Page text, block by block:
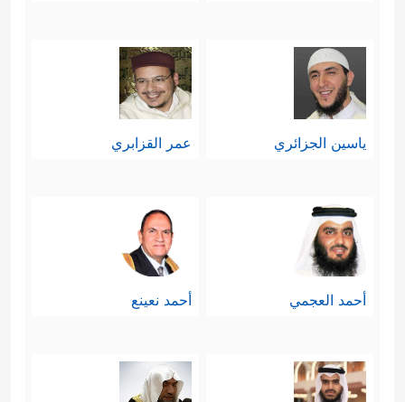
ياسين الجزائري عمر القزابري
أحمد العجمي أحمد نعينع